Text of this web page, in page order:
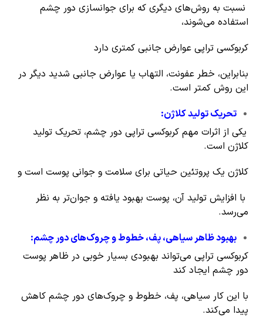
نسبت به روش‌های دیگری که برای جوانسازی دور چشم
استفاده می‌شوند،
کربوکسی تراپی عوارض جانبی کمتری دارد
بنابراین، خطر عفونت، التهاب یا عوارض جانبی شدید دیگر در
این روش کمتر است.
تحریک تولید کلاژن:
یکی از اثرات مهم کربوکسی تراپی دور چشم، تحریک تولید
کلاژن است.
کلاژن یک پروتئین حیاتی برای سلامت و جوانی پوست است و
با افزایش تولید آن، پوست بهبود یافته و جوان‌تر به نظر
می‌رسد.
بهبود ظاهر سیاهی، پف، خطوط و چروک‌های دور چشم:
کربوکسی تراپی می‌تواند بهبودی بسیار خوبی در ظاهر پوست
دور چشم ایجاد کند
با این کار سیاهی، پف، خطوط و چروک‌های دور چشم کاهش
پیدا می‌کند.